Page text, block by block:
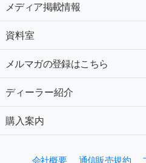
メディア掲載情報
資料室
メルマガの登録はこちら
ディーラー紹介
購入案内
会社概要 通信販売規約